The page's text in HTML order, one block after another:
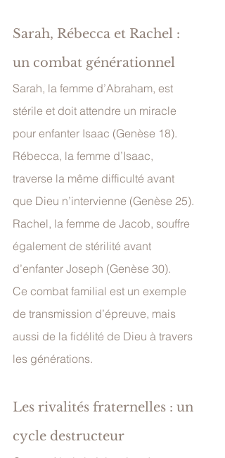
Sarah, Rébecca et Rachel :
un combat générationnel
Sarah, la femme d’Abraham, est
stérile et doit attendre un miracle
pour enfanter Isaac (Genèse 18).
Rébecca, la femme d’Isaac,
traverse la même difficulté avant
que Dieu n’intervienne (Genèse 25).
Rachel, la femme de Jacob, souffre
également de stérilité avant
d’enfanter Joseph (Genèse 30).
Ce combat familial est un exemple
de transmission d’épreuve, mais
aussi de la fidélité de Dieu à travers
les générations.
Les rivalités fraternelles : un
cycle destructeur